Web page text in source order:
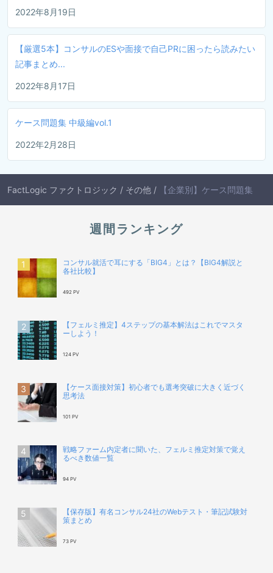
2022年8月19日
【厳選5本】コンサルのESや面接で自己PRに困ったら読みたい
記事まとめ...
2022年8月17日
ケース問題集 中級編vol.1
2022年2月28日
FactLogic ファクトロジック / その他 / 【企業別】ケース問題集
週間ランキング
コンサル就活で耳にする「BIG4」とは？【BIG4解説と
各社比較】
492 PV
【フェルミ推定】4ステップの基本解法はこれでマスタ
ーしよう！
124 PV
【ケース面接対策】初心者でも選考突破に大きく近づく
思考法
101 PV
戦略ファーム内定者に聞いた、フェルミ推定対策で覚え
るべき数値一覧
94 PV
【保存版】有名コンサル24社のWebテスト・筆記試験対
策まとめ
73 PV